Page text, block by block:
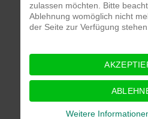
Naturfreunde Deutschland
zulassen möchten. Bitte
Ablehnung womöglich nicht
der Seite zur Verfügung stehen.
Weitere